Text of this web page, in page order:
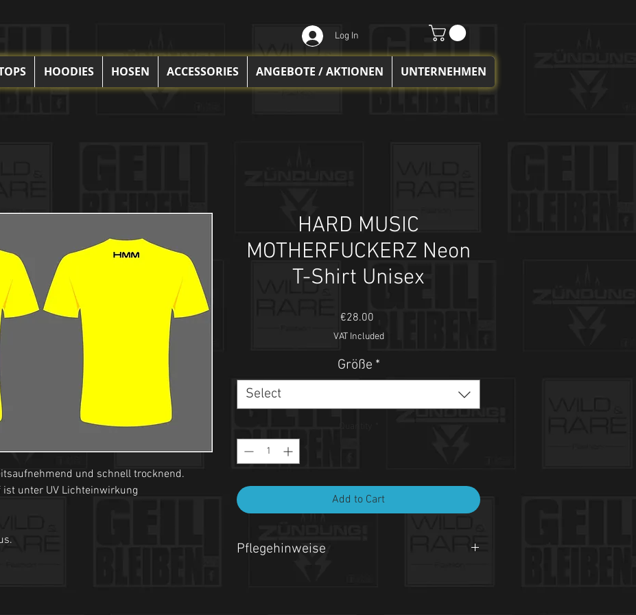
Log In
und schnell trocknend.
unter UV Lichteinwirkung
HARD MUSIC
MOTHERFUCKERZ Neon
T-Shirt Unisex
€28.00Price
VAT Included
Größe *
Select
Add to Cart
Pflegehinweise
HOODIES HOSEN ACCESSORIES ANGEBOTE / AKTIONEN UNTERNEHMEN